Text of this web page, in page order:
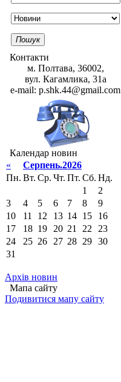
Пошук
Контакти
м. Полтава, 36002,
вул. Кагамлика, 31а
e-mail: p.shk.44@gmail.com
Календар новин
«
Серпень.2026
Пн. Вт. Ср. Чт. Пт. Сб. Нд.
1
2
3
4 5 6 7 8
9
10
11 12 13 14 15
16
17
18 19 20 21 22
23
24
25 26 27 28 29 30
31
Архів новин
Мапа сайту
Подивитися мапу сайту